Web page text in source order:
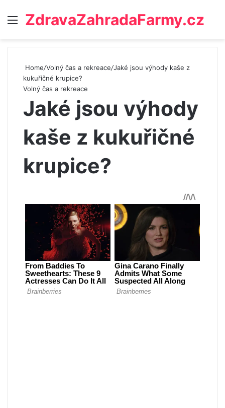
Menu
ZdravaZahradaFarmy.cz
Home/Volný čas a rekreace/Jaké jsou výhody kaše z
kukuřičné krupice?
Volný čas a rekreace
Jaké jsou výhody
kaše z kukuřičné
krupice?